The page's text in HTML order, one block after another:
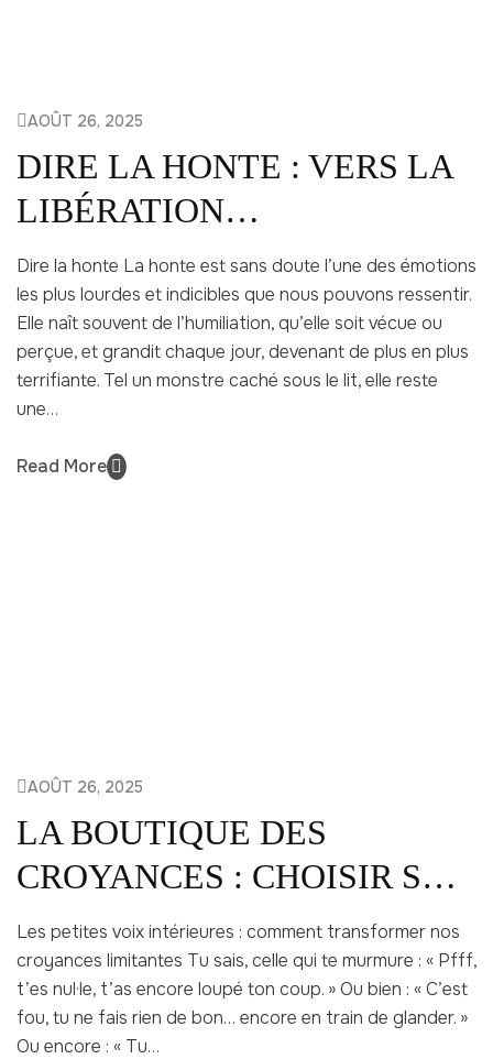
AOÛT 26, 2025
DIRE LA HONTE : VERS LA
LIBÉRATION
ÉMOTIONNELLE
Dire la honte La honte est sans doute l’une des émotions
les plus lourdes et indicibles que nous pouvons ressentir.
Elle naît souvent de l’humiliation, qu’elle soit vécue ou
perçue, et grandit chaque jour, devenant de plus en plus
terrifiante. Tel un monstre caché sous le lit, elle reste
une…
Read More
AOÛT 26, 2025
LA BOUTIQUE DES
CROYANCES : CHOISIR SA
VIE
Les petites voix intérieures : comment transformer nos
croyances limitantes Tu sais, celle qui te murmure : « Pfff,
t’es nul·le, t’as encore loupé ton coup. » Ou bien : « C’est
fou, tu ne fais rien de bon… encore en train de glander. »
Ou encore : « Tu…